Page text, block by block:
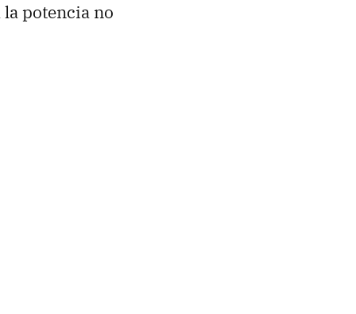
potencia no